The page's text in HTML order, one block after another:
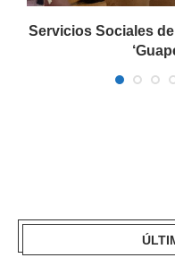
Servicios Sociales